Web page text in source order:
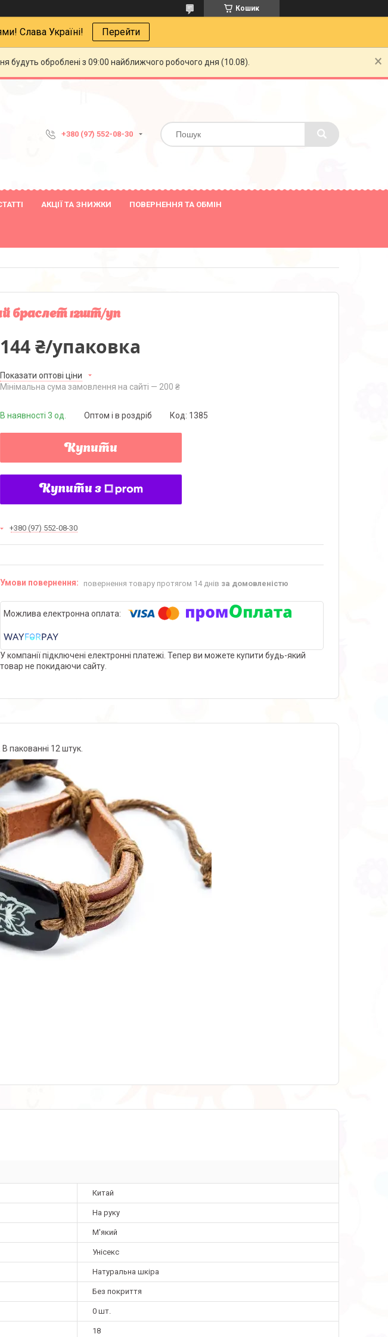
Кошик
Слава Україні! Перейти
будуть оброблені з 09:00 найближчого робочого дня (10.08).
+380 (97) 552-08-30
АКЦІЇ ТА ЗНИЖКИ ПОВЕРНЕННЯ ТА ОБМІН
браслет 12шт/уп
144 ₴/упаковка
Показати оптові ціни
Мінімальна сума замовлення на сайті — 200 ₴
В наявності 3 од. Оптом і в роздріб Код: 1385
Купити
Купити з
+380 (97) 552-08-30
повернення товару протягом 14 днів за домовленістю
У компанії підключені електронні платежі. Тепер ви можете купити будь-який
товар не покидаючи сайту.
В пакованні 12 штук.
Китай
На руку
М'який
Унісекс
Натуральна шкіра
Без покриття
0 шт.
18